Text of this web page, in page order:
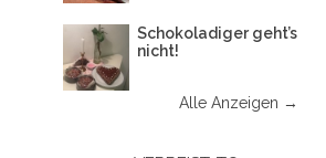
Schokoladiger geht’s
nicht!
Alle Anzeigen →